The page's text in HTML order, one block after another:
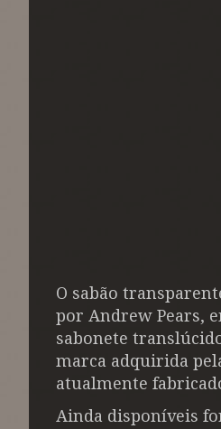
O sabão
por Andrew Pears,
sabonete
marca adquirida
atualmente
Ainda disponíveis